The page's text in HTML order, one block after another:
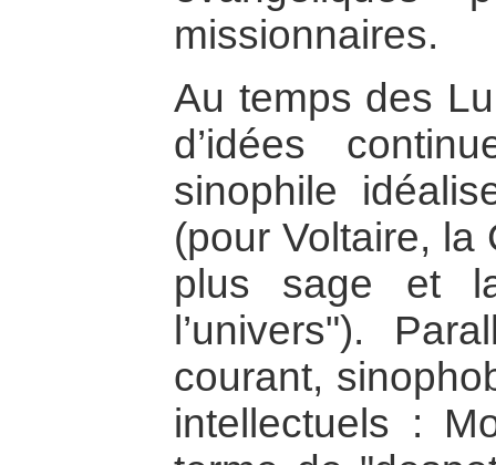
missionnaires.
Au temps des
d’idées
sinophile
(pour Voltaire, la
plus sage et
l’univers").
courant,
intellectuels :